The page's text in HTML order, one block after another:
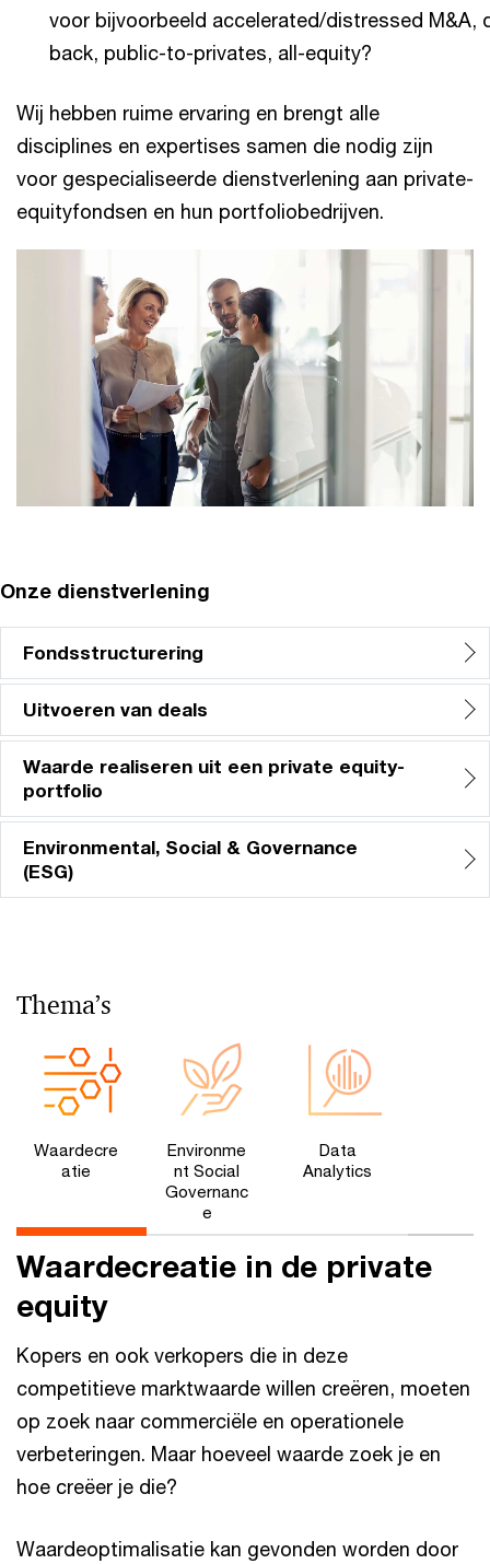
voor bijvoorbeeld accelerated/distressed M&A,
back, public-to-privates, all-equity?
Wij hebben ruime ervaring en brengt alle
disciplines en expertises samen die nodig zijn
voor gespecialiseerde dienstverlening aan private-
equityfondsen en hun portfoliobedrijven.
Onze dienstverlening
Fondsstructurering
Uitvoeren van deals
Waarde realiseren uit een private equity-
portfolio
Environmental, Social & Governance
(ESG)
Thema’s
Waardecre
atie
Environme
nt Social
Governanc
e
Data
Analytics
Waardecreatie in de private
equity
Kopers en ook verkopers die in deze
competitieve marktwaarde willen creëren, moeten
op zoek naar commerciële en operationele
verbeteringen. Maar hoeveel waarde zoek je en
hoe creëer je die?
Waardeoptimalisatie kan gevonden worden door